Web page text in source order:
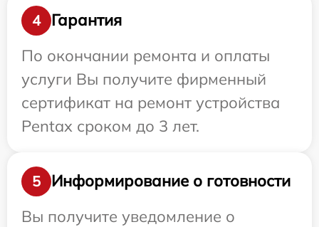
4
Гарантия
По окончании ремонта и оплаты
услуги Вы получите фирменный
сертификат на ремонт устройства
Pentax сроком до 3 лет.
5
Информирование о готовности
Вы получите уведомление о